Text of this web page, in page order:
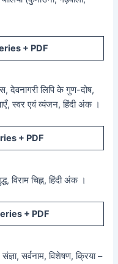
+ PDF
देवनागरी लिपि के गुण-दोष,
स्वर एवं व्यंजन, हिंदी अंक ।
+ PDF
विराम चिह्न, हिंदी अंक ।
+ PDF
सर्वनाम, विशेषण, क्रिया –